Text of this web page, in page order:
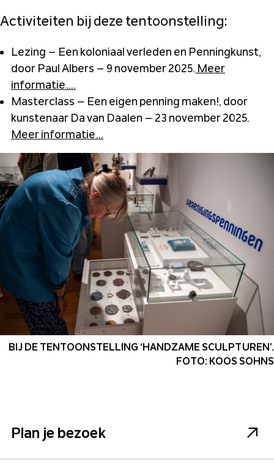
Activiteiten bij deze tentoonstelling:
Lezing – Een koloniaal verleden en Penningkunst,
door Paul Albers – 9 november 2025. Meer
informatie….
Masterclass – Een eigen penning maken!, door
kunstenaar Da van Daalen – 23 november 2025.
Meer informatie…
BIJ DE TENTOONSTELLING ‘HANDZAME SCULPTUREN’.
FOTO: KOOS SOHNS
Plan je bezoek